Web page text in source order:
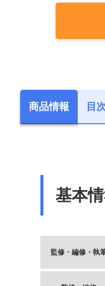
商品情報 目
基本
監修・編修・執